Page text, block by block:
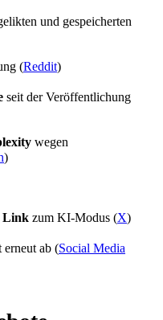
und gespeicherten
(Reddit)
seit der Veröffentlichung
wegen
)
Link zum KI-Modus (X)
erneut ab (Social Media